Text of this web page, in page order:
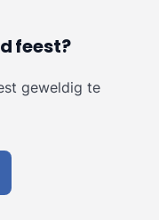
feest?
geweldig te